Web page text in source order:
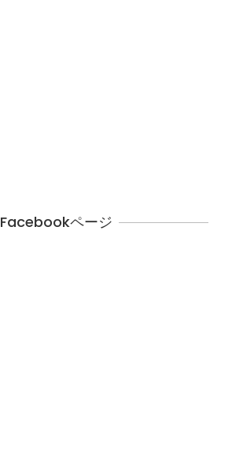
Facebookページ